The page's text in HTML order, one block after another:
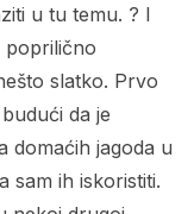
u tu temu. ? I
poprilično
slatko. Prvo
da je
domaćih jagoda u
sam ih iskoristiti.